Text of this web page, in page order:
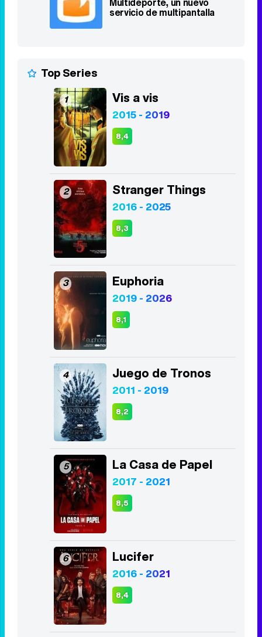
servicio de multipantalla
Top Series
1 Vis a vis
2015 - 2019
8,4
2 Stranger Things
2016 - 2025
8,3
3 Euphoria
2019 - 2026
8,1
4 Juego de Tronos
2011 - 2019
8,2
5 La Casa de Papel
2017 - 2021
8,5
6 Lucifer
2016 - 2021
8,4